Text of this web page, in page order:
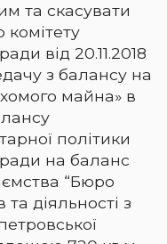
та скасувати
від 20.11.2018
з балансу на
майна» в
політики
ради на баланс
“Бюро
діяльності з